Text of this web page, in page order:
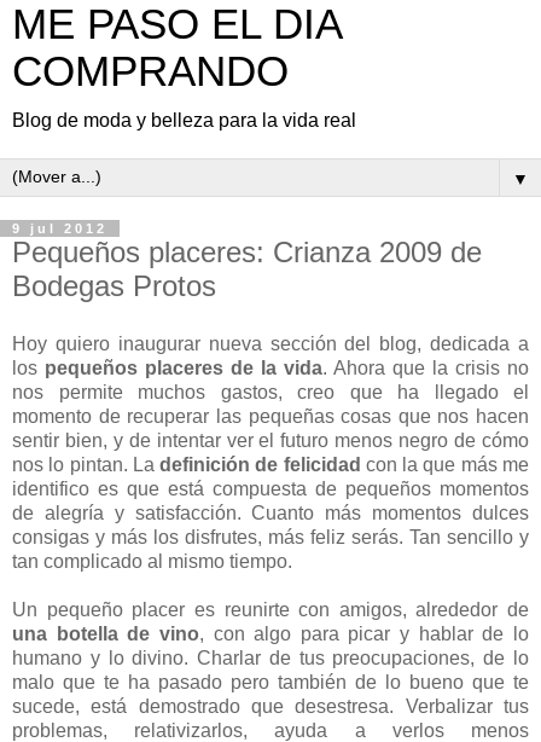
ME PASO EL DIA
COMPRANDO
Blog de moda y belleza para la vida real
▼
9 jul 2012
Pequeños placeres: Crianza 2009 de
Bodegas Protos
Hoy quiero inaugurar nueva sección del blog, dedicada a
los pequeños placeres de la vida. Ahora que la crisis no
nos permite muchos gastos, creo que ha llegado el
momento de recuperar las pequeñas cosas que nos hacen
sentir bien, y de intentar ver el futuro menos negro de cómo
nos lo pintan. Ladefinición de felicidad con la que más me
identifico es que está compuesta de pequeños momentos
de alegría y satisfacción. Cuanto más momentos dulces
consigas y más los disfrutes, más feliz serás. Tan sencillo y
tan complicado al mismo tiempo.
Un pequeño placer es reunirte con amigos, alrededor de
una botella de vino, con algo para picar y hablar de lo
humano y lo divino. Charlar de tus preocupaciones, de lo
malo que te ha pasado pero también de lo bueno que te
sucede, está demostrado que desestresa. Verbalizar tus
problemas, relativizarlos, ayuda a verlos menos